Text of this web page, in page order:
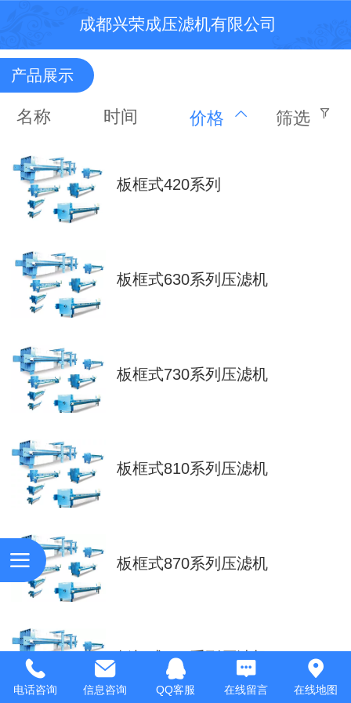
成都兴荣成压滤机有限公司
产品展示
名称 时间 价格 筛选
板框式420系列
板框式630系列压滤机
板框式730系列压滤机
板框式810系列压滤机
板框式870系列压滤机
板框式910系列压滤机
电话咨询 信息咨询 QQ客服 在线留言 在线地图